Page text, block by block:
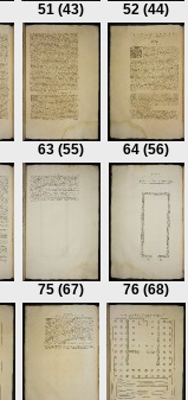
51 (43) 52 (44)
63 (55) 64 (56)
75 (67) 76 (68)